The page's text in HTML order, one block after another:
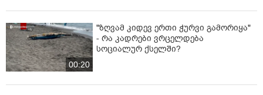
00:20
"ზღვამ კიდევ ერთი ჭურვი გამორიყა"
- რა კადრები ვრცელდება
სოციალურ ქსელში?